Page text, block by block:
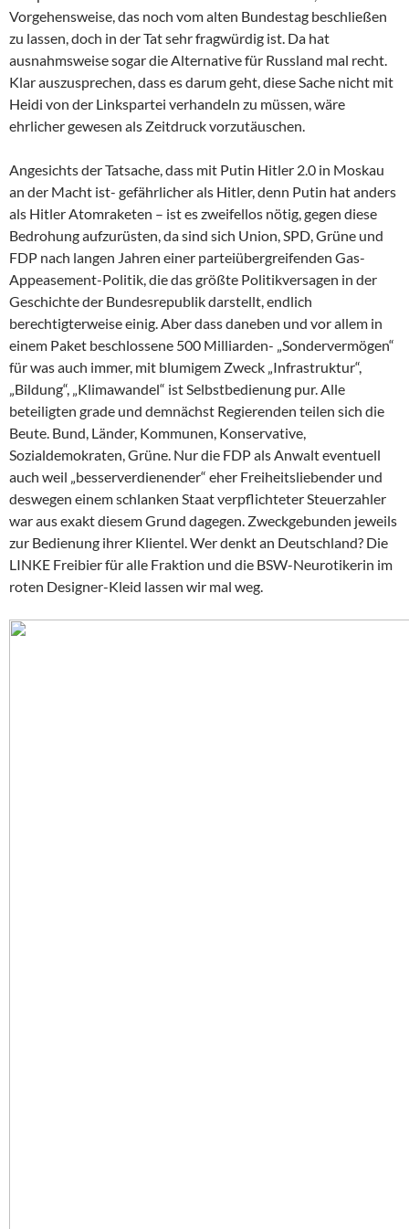
Vorgehensweise, das noch vom alten Bundestag beschließen
zu lassen, doch in der Tat sehr fragwürdig ist. Da hat
ausnahmsweise sogar die Alternative für Russland mal recht.
Klar auszusprechen, dass es darum geht, diese Sache nicht mit
Heidi von der Linkspartei verhandeln zu müssen, wäre
ehrlicher gewesen als Zeitdruck vorzutäuschen.
Angesichts der Tatsache, dass mit Putin Hitler 2.0 in Moskau
an der Macht ist- gefährlicher als Hitler, denn Putin hat anders
als Hitler Atomraketen – ist es zweifellos nötig, gegen diese
Bedrohung aufzurüsten, da sind sich Union, SPD, Grüne und
FDP nach langen Jahren einer parteiübergreifenden Gas-
Appeasement-Politik, die das größte Politikversagen in der
Geschichte der Bundesrepublik darstellt, endlich
berechtigterweise einig. Aber dass daneben und vor allem in
einem Paket beschlossene 500 Milliarden- „Sondervermögen“
für was auch immer, mit blumigem Zweck „Infrastruktur“,
„Bildung“, „Klimawandel“ ist Selbstbedienung pur. Alle
beteiligten grade und demnächst Regierenden teilen sich die
Beute. Bund, Länder, Kommunen, Konservative,
Sozialdemokraten, Grüne. Nur die FDP als Anwalt eventuell
auch weil „besserverdienender“ eher Freiheitsliebender und
deswegen einem schlanken Staat verpflichteter Steuerzahler
war aus exakt diesem Grund dagegen. Zweckgebunden jeweils
zur Bedienung ihrer Klientel. Wer denkt an Deutschland? Die
LINKE Freibier für alle Fraktion und die BSW-Neurotikerin im
roten Designer-Kleid lassen wir mal weg.